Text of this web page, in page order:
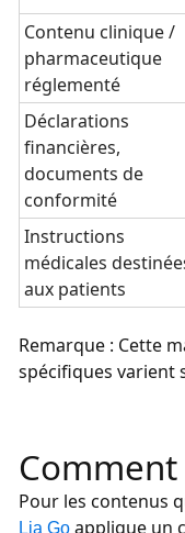
Contenu clinique /
pharmaceutique
réglementé
Déclarations
financières,
documents de
conformité
Instructions
médicales
aux patients
Remarque : Cette
spécifiques varient
Pour les contenus
Lia Go applique un